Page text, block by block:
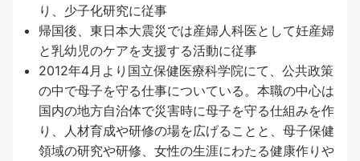
り、少子化研究に従事
帰国後、東日本大震災では産婦人科医として妊産婦
と乳幼児のケアを支援する活動に従事
2012年4月より国立保健医療科学院にて、公共政策
の中で母子を守る仕事についている。本職の中心は
国内の地方自治体で災害時に母子を守る仕組みを作
り、人材育成や研修の場を広げることと、母子保健
領域の研究や研修、女性の生涯にわたる健康作りや